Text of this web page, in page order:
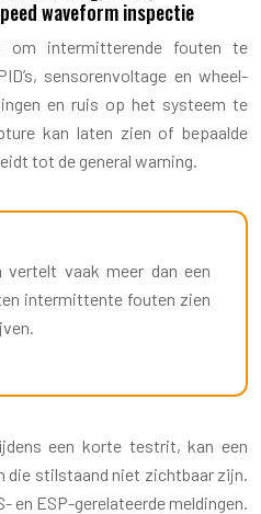
waveform inspectie
om intermitterende fouten te
sensorenvoltage en wheel-
en ruis op het systeem te
kan laten zien of bepaalde
tot de general warning.
vertelt vaak meer dan een
intermittente fouten zien
een korte testrit, kan een
die stilstaand niet zichtbaar zijn.
en ESP-gerelateerde meldingen.